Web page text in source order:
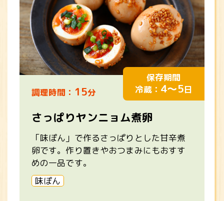
調理時間： 15分
保存期間
冷蔵： 4～5日
さっぱりヤンニョム煮卵
「味ぽん」で作るさっぱりとした甘辛煮
卵です。作り置きやおつまみにもおすす
めの一品です。
味ぽん